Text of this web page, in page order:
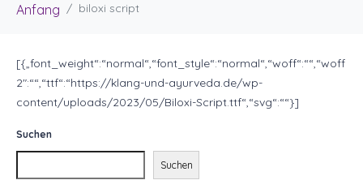
Anfang biloxi script
[{„font_weight“:“normal“,“font_style“:“normal“,“woff“:““,“woff
2″:““,“ttf“:“https://klang-und-ayurveda.de/wp-
content/uploads/2023/05/Biloxi-Script.ttf“,“svg“:““}]
Suchen
Suchen